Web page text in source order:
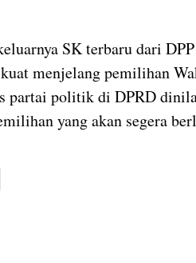
SK terbaru dari
menjelang pemilihan
partai politik di DPRD
yang akan segera